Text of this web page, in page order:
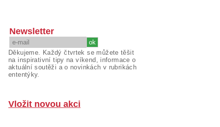
Newsletter
Děkujeme. Každý čtvrtek se můžete těšit
na inspirativní tipy na víkend, informace o
aktuální soutěži a o novinkách v rubrikách
ententýky.
Vložit novou akci